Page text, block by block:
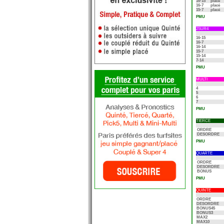
16-7
placé
15-7
placé
PMU
2SUR4
16-15
16-7
16-14
15-7
15-14
7-14
PMU
MULTI
4
5
6
7
PMU
TIERCE
ORDRE
DESORDRE
PMU
QUARTE
ORDRE
DESORDRE
BONUS
PMU
QUINTE
ORDRE
DESORDRE
BONUS45
BONUS3
MAX2
MAX10